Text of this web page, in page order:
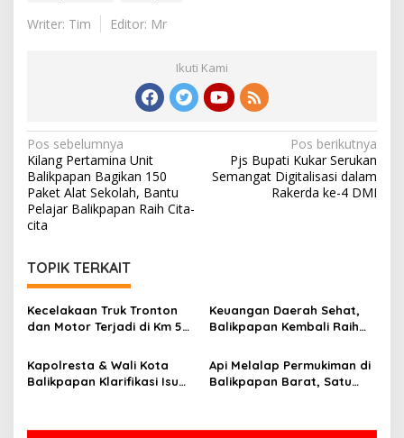
Writer: Tim
Editor: Mr
Ikuti Kami
Navigasi
pos
Pos sebelumnya
Kilang Pertamina Unit
Balikpapan Bagikan 150
Paket Alat Sekolah, Bantu
Pelajar Balikpapan Raih Cita-
cita
Pos berikutnya
Pjs Bupati Kukar Serukan
Semangat Digitalisasi dalam
Rakerda ke-4 DMI
TOPIK TERKAIT
Kecelakaan Truk Tronton
dan Motor Terjadi di Km 5
Jadi Korban
Keuangan Daerah Sehat,
Balikpapan Kembali Raih
Kapolresta & Wali Kota
Balikpapan Klarifikasi Isu
Api Melalap Permukiman di
Balikpapan Barat, Satu